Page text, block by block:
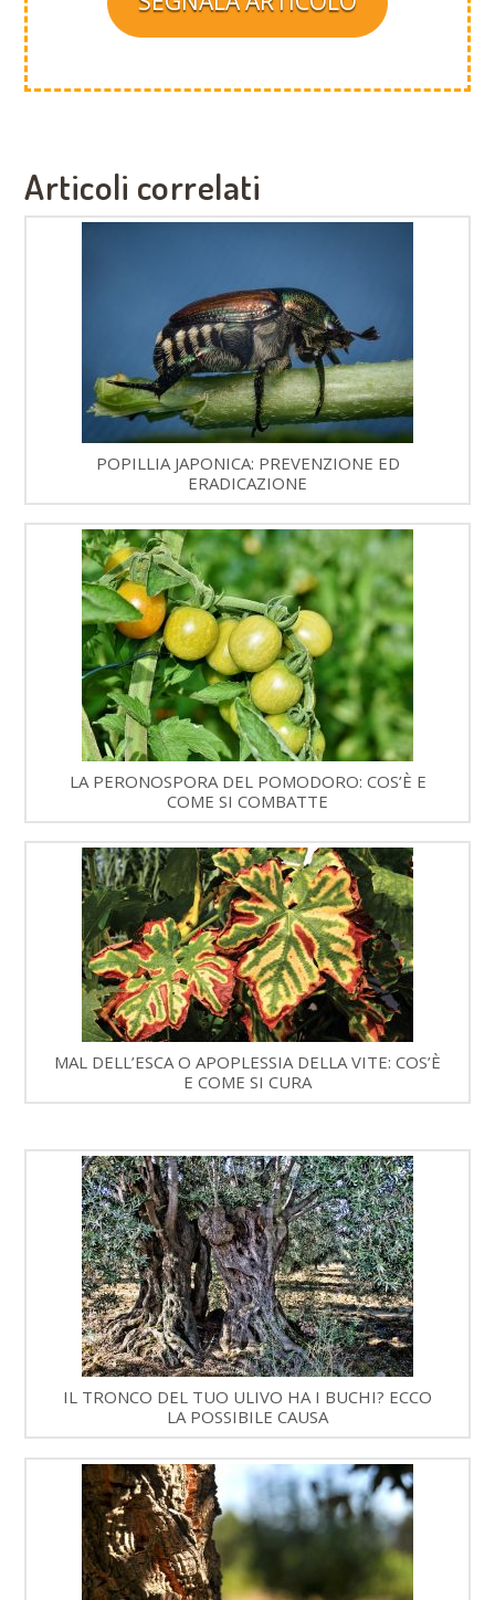
Articoli correlati
POPILLIA JAPONICA: PREVENZIONE ED
ERADICAZIONE
LA PERONOSPORA DEL POMODORO: COS’È E
COME SI COMBATTE
MAL DELL’ESCA O APOPLESSIA DELLA VITE: COS’È
E COME SI CURA
IL TRONCO DEL TUO ULIVO HA I BUCHI? ECCO
LA POSSIBILE CAUSA